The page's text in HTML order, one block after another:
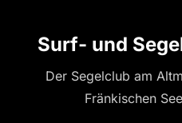
Surf- und
Der Segelclub am
Fränkischen